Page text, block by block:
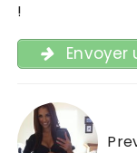
!
Navigation